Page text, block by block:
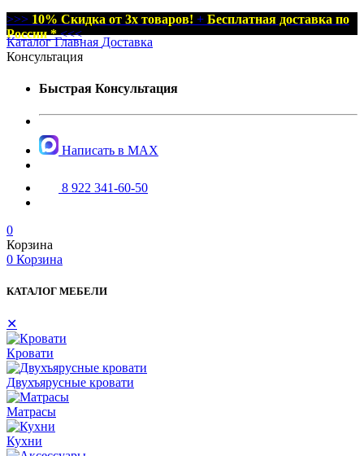
>>> 10% Скидка от 3х товаров! + Бесплатная доставка по
России *<<<
Каталог Главная Доставка
Консультация
Быстрая Консультация
Написать в MAX
8 922 341-60-50
0
Корзина
0 Корзина
КАТАЛОГ МЕБЕЛИ
✕
Кровати
Двухъярусные кровати
Матрасы
Кухни